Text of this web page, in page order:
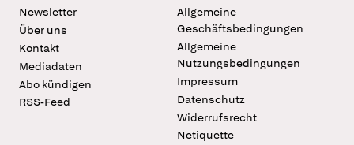
Newsletter
Über uns
Kontakt
Mediadaten
Abo kündigen
RSS-Feed
Allgemeine
Geschäftsbedingungen
Allgemeine
Nutzungsbedingungen
Impressum
Datenschutz
Widerrufsrecht
Netiquette